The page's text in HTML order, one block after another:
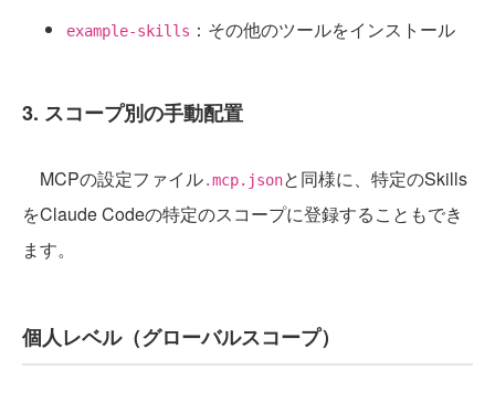
example-skills ：その他のツールをインストール
3. スコープ別の手動配置
MCPの設定ファイル.mcp.jsonと同様に、特定のSkills
をClaude Codeの特定のスコープに登録することもでき
ます。
個人レベル（グローバルスコープ）